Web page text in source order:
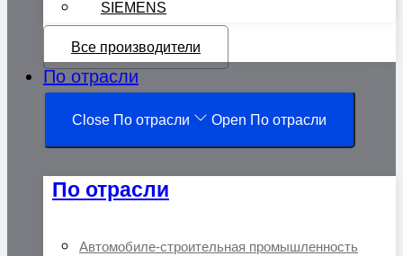
SIEMENS
Все производители
По отрасли
Close По отрасли Open По отрасли
По отрасли
Автомобиле-строительная промышленность